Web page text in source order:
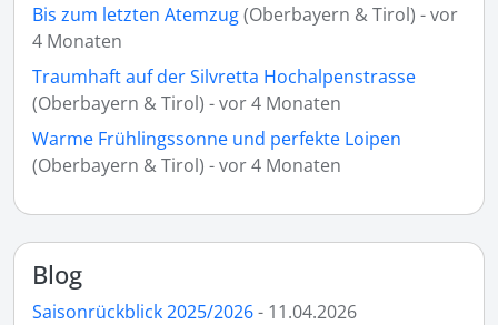
Bis zum letzten Atemzug(Oberbayern & Tirol) - vor
4 Monaten
Traumhaft auf der Silvretta Hochalpenstrasse
(Oberbayern & Tirol) - vor 4 Monaten
Warme Frühlingssonne und perfekte Loipen
(Oberbayern & Tirol) - vor 4 Monaten
Blog
Saisonrückblick 2025/2026- 11.04.2026